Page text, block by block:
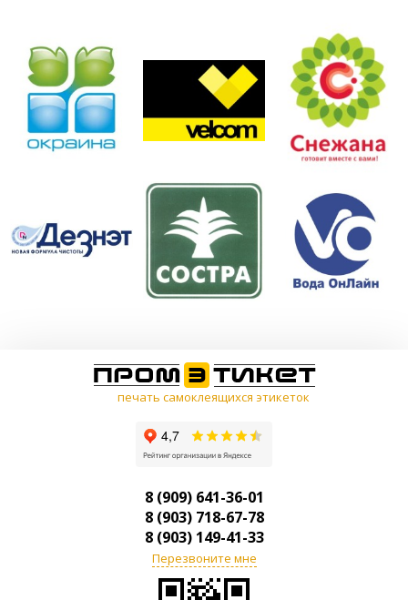
печать самоклеящихся этикеток
8 (909) 641-36-01
8 (903) 718-67-78
8 (903) 149-41-33
Перезвоните мне